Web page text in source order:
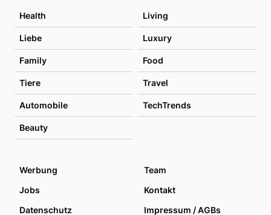
Health Living
Liebe Luxury
Family Food
Tiere Travel
Automobile TechTrends
Beauty
Werbung
Team
Jobs
Kontakt
Datenschutz
Impressum / AGBs